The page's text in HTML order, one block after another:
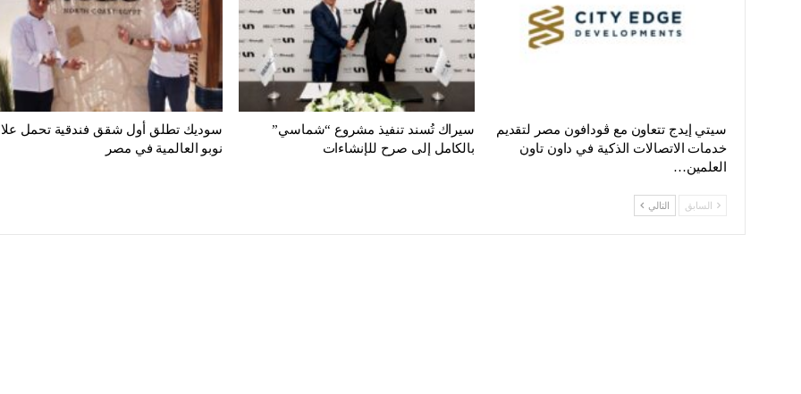
سيتي إيدج تتعاون مع ڤودافون مصر لتقديم
خدمات الاتصالات الذكية في داون تاون
العلمين…
سيراك تُسند تنفيذ مشروع “شماسي”
بالكامل إلى صرح للإنشاءات
سوديك تطلق أول شقق فندقية تحمل
نوبو العالمية في مصر
السابق التالي